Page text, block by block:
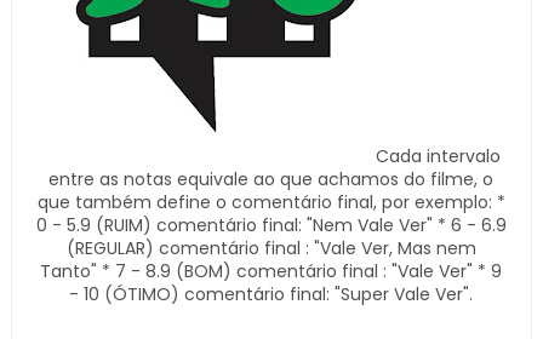
Cada intervalo
entre as notas equivale ao que achamos do filme, o
que também define o comentário final, por exemplo: *
0 - 5.9 (RUIM) comentário final: "Nem Vale Ver" * 6 - 6.9
(REGULAR) comentário final : "Vale Ver, Mas nem
Tanto" * 7 - 8.9 (BOM) comentário final : "Vale Ver" * 9
- 10 (ÓTIMO) comentário final: "Super Vale Ver".